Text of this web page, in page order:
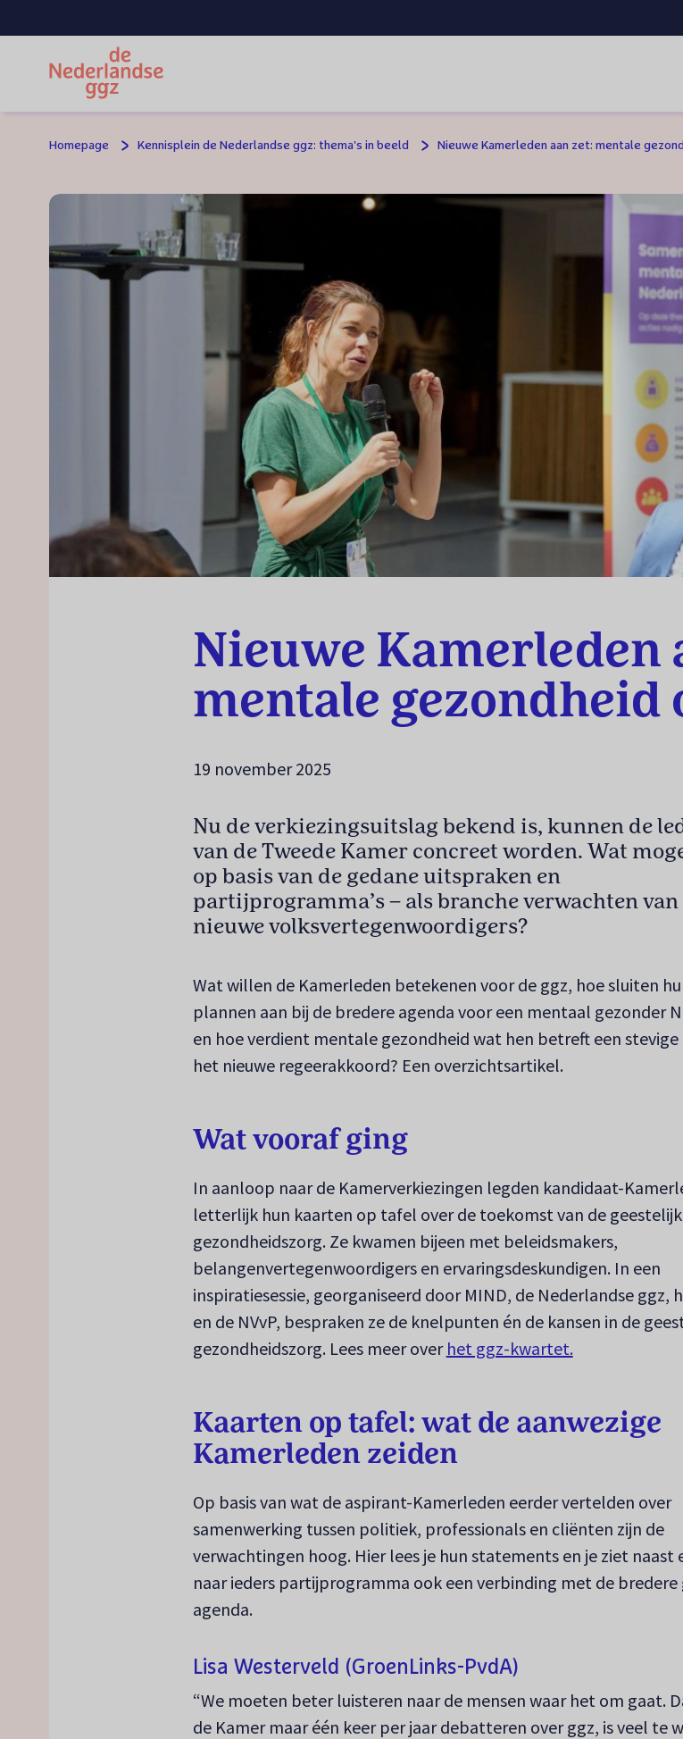
Homepage Kennisplein de Nederlandse ggz: thema's in beeld Nieuwe Kamerleden aan zet: mentale
Nieuwe Kamerleden
mentale gezondheid
19 november 2025
Nu de verkiezingsuitslag bekend is, kunnen de
van de Tweede Kamer concreet worden. Wat
op basis van de gedane uitspraken en
partijprogramma’s – als branche verwachten van
nieuwe volksvertegenwoordigers?
Wat willen de Kamerleden betekenen voor de ggz, hoe sluiten
plannen aan bij de bredere agenda voor een mentaal gezonder
en hoe verdient mentale gezondheid wat hen betreft een
het nieuwe regeerakkoord? Een overzichtsartikel.
Wat vooraf ging
In aanloop naar de Kamerverkiezingen legden kandidaat-
letterlijk hun kaarten op tafel over de toekomst van de
gezondheidszorg. Ze kwamen bijeen met beleidsmakers,
belangenvertegenwoordigers en ervaringsdeskundigen. In een
inspiratiesessie, georganiseerd door MIND, de Nederlandse ggz,
en de NVvP, bespraken ze de knelpunten én de kansen in de
gezondheidszorg. Lees meer over het ggz-kwartet.
Kaarten op tafel: wat de aanwezige
Kamerleden zeiden
Op basis van wat de aspirant-Kamerleden eerder vertelden over
samenwerking tussen politiek, professionals en cliënten zijn de
verwachtingen hoog. Hier lees je hun statements en je ziet naast
naar ieders partijprogramma ook een verbinding met de bredere
agenda.
Lisa Westerveld (GroenLinks-PvdA)
“We moeten beter luisteren naar de mensen waar het om gaat.
de Kamer maar één keer per jaar debatteren over ggz, is veel te